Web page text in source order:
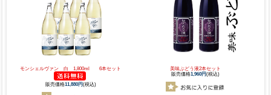
モンシェルヴァン 白 1,800ml 6本セット
販売価格11,880円(税込)
美味ぶどう液2本セット
販売価格1,960円(税込)